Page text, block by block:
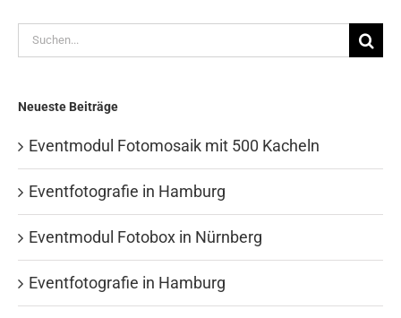
Suche
nach:
Neueste Beiträge
Eventmodul Fotomosaik mit 500 Kacheln
Eventfotografie in Hamburg
Eventmodul Fotobox in Nürnberg
Eventfotografie in Hamburg